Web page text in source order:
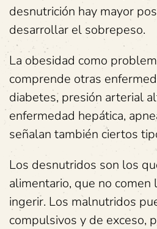
desnutrición hay mayor
desarrollar el sobrepeso.
La obesidad como
comprende otras
diabetes, presión arterial
enfermedad hepática,
señalan también ciertos
Los desnutridos son los
alimentario, que no comen
ingerir. Los malnutridos
compulsivos y de exceso,